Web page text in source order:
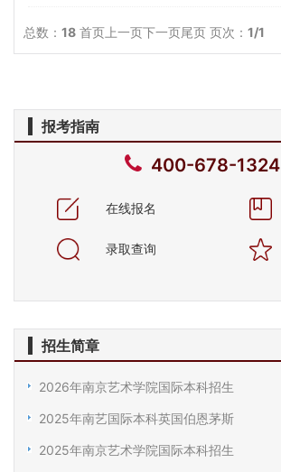
总数： 18 首页 上一页下一页尾页 页次： 1/1
报考指南
400-678-1324
在线报名
录取查询
招生简章
2026年南京艺术学院国际本科招生
2025年南艺国际本科英国伯恩茅斯
2025年南京艺术学院国际本科招生